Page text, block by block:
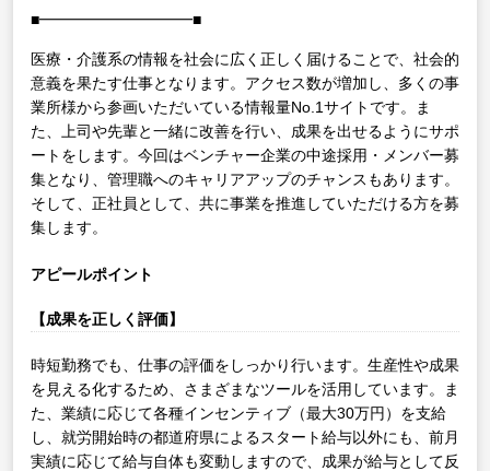
■━━━━━━━━━━■
医療・介護系の情報を社会に広く正しく届けることで、社会的
意義を果たす仕事となります。アクセス数が増加し、多くの事
業所様から参画いただいている情報量No.1サイトです。ま
た、上司や先輩と一緒に改善を行い、成果を出せるようにサポ
ートをします。今回はベンチャー企業の中途採用・メンバー募
集となり、管理職へのキャリアアップのチャンスもあります。
そして、正社員として、共に事業を推進していただける方を募
集します。
アピールポイント
【成果を正しく評価】
時短勤務でも、仕事の評価をしっかり行います。生産性や成果
を見える化するため、さまざまなツールを活用しています。ま
た、業績に応じて各種インセンティブ（最大30万円）を支給
し、就労開始時の都道府県によるスタート給与以外にも、前月
実績に応じて給与自体も変動しますので、成果が給与として反